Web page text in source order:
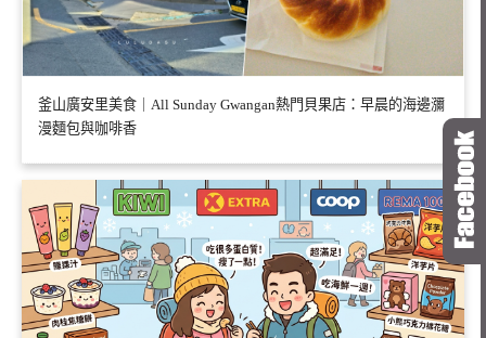
釜山廣安里美食｜All Sunday Gwangan熱門貝果店：早晨的海邊瀰
漫麵包與咖啡香